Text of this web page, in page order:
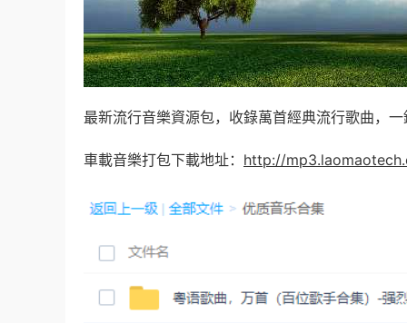
最新流行音樂資源包，收錄萬首經典流行歌曲，
車載音樂打包下載地址： http://